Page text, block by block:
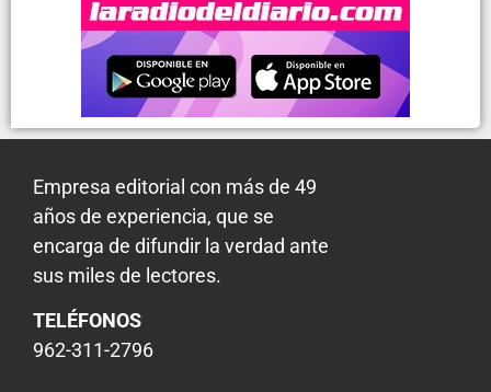
Empresa editorial con más de 49
años de experiencia, que se
encarga de difundir la verdad ante
sus miles de lectores.
TELÉFONOS
962-311-2796